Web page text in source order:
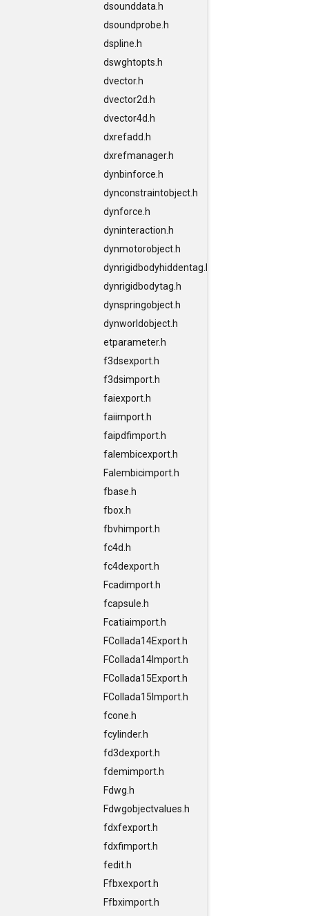
dsounddata.h
dsoundprobe.h
dspline.h
dswghtopts.h
dvector.h
dvector2d.h
dvector4d.h
dxrefadd.h
dxrefmanager.h
dynbinforce.h
dynconstraintobject.h
dynforce.h
dyninteraction.h
dynmotorobject.h
dynrigidbodyhiddentag.h
dynrigidbodytag.h
dynspringobject.h
dynworldobject.h
etparameter.h
f3dsexport.h
f3dsimport.h
faiexport.h
faiimport.h
faipdfimport.h
falembicexport.h
Falembicimport.h
fbase.h
fbox.h
fbvhimport.h
fc4d.h
fc4dexport.h
Fcadimport.h
fcapsule.h
Fcatiaimport.h
FCollada14Export.h
FCollada14Import.h
FCollada15Export.h
FCollada15Import.h
fcone.h
fcylinder.h
fd3dexport.h
fdemimport.h
Fdwg.h
Fdwgobjectvalues.h
fdxfexport.h
fdxfimport.h
fedit.h
Ffbxexport.h
Ffbximport.h